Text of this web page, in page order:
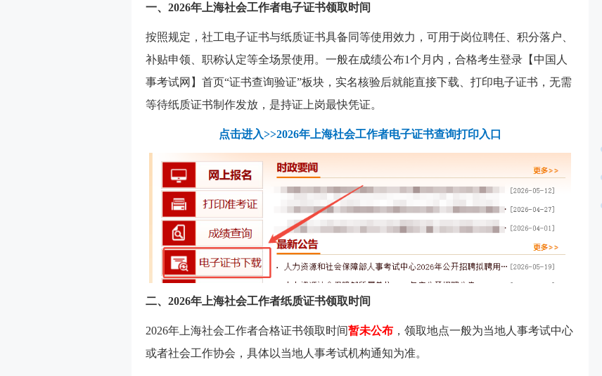
一、2026年上海社会工作者电子证书领取时间
按照规定，社工电子证书与纸质证书具备同等使用效力，可用于岗位聘任、积分落户、
补贴申领、职称认定等全场景使用。一般在成绩公布1个月内，合格考生登录【中国人
事考试网】首页“证书查询验证”板块，实名核验后就能直接下载、打印电子证书，无需
等待纸质证书制作发放，是持证上岗最快凭证。
点击进入>>2026年上海社会工作者电子证书查询打印入口
二、2026年上海社会工作者纸质证书领取时间
2026年上海社会工作者合格证书领取时间暂未公布 ，领取地点一般为当地人事考试中心
或者社会工作协会，具体以当地人事考试机构通知为准。